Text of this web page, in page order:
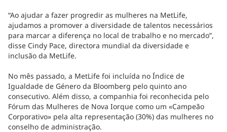
“Ao ajudar a fazer progredir as mulheres na MetLife,
ajudamos a promover a diversidade de talentos necessários
para marcar a diferença no local de trabalho e no mercado”,
disse Cindy Pace, directora mundial da diversidade e
inclusão da MetLife.
No mês passado, a MetLife foi incluída no Índice de
Igualdade de Género da Bloomberg pelo quinto ano
consecutivo. Além disso, a companhia foi reconhecida pelo
Fórum das Mulheres de Nova Iorque como um «Campeão
Corporativo» pela alta representação (30%) das mulheres no
conselho de administração.